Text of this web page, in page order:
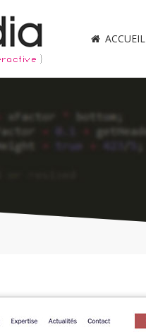
ACCUEIL